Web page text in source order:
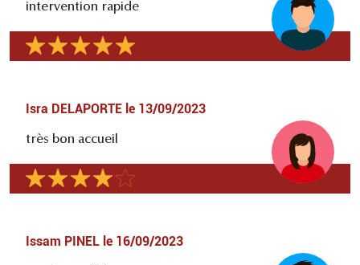
intervention rapide
Isra DELAPORTE le 13/09/2023
très bon accueil
Issam PINEL le 16/09/2023